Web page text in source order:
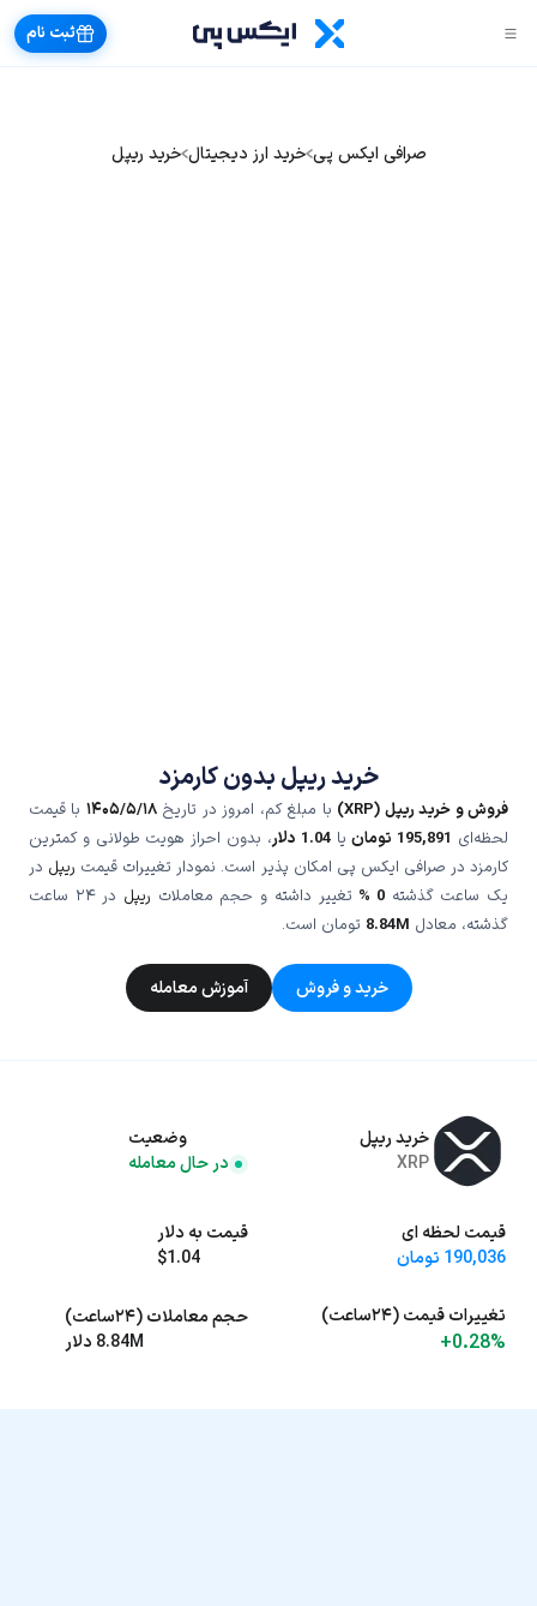
ثبت نام
صرافی ایکس پی خرید ارز دیجیتال خرید ریپل
خرید ریپل بدون کارمزد
فروش و خرید ریپل (XRP) با مبلغ کم، امروز در تاریخ۱۴۰۵/۵/۱۸ با قیمت
لحظه‌ای 195,891 تومانیا1.04 دلار، بدون احراز هویت طولانی و کمترین
کارمزد در صرافی ایکس پی امکان پذیر است. نمودار تغییرات قیمت ریپل در
یک ساعت گذشته0 % تغییر داشته و حجم معاملات ریپل
در ۲۴ ساعت
گذشته، معادل 8.84M تومان است.
خرید و فروش آموزش معامله
خرید ریپل
XRP
وضعیت
در حال معامله
قیمت لحظه ای
190,036 تومان
قیمت به دلار
$1.04
تغییرات قیمت (۲۴ساعت)
+0.28%
حجم معاملات (۲۴ساعت)
8.84M دلار